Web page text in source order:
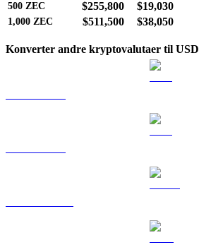
500 ZEC $255,800 $19,030
1,000 ZEC $511,500 $38,050
Konverter andre kryptovalutaer til USD